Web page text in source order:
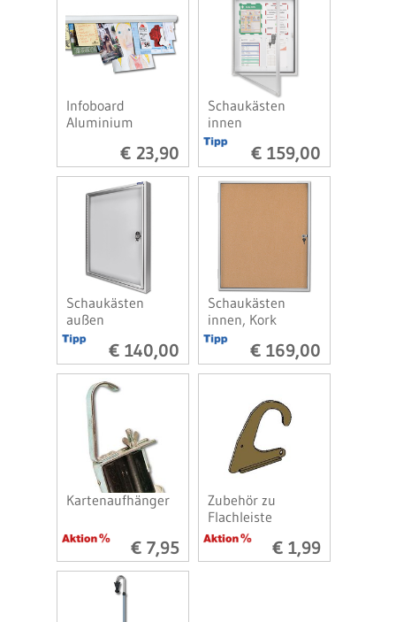
Infoboard
Aluminium
€ 23,90
Schaukästen
innen
€ 159,00
Schaukästen
außen
€ 140,00
Schaukästen
innen, Kork
€ 169,00
Kartenaufhänger
€ 7,95
Zubehör zu
Flachleiste
€ 1,99